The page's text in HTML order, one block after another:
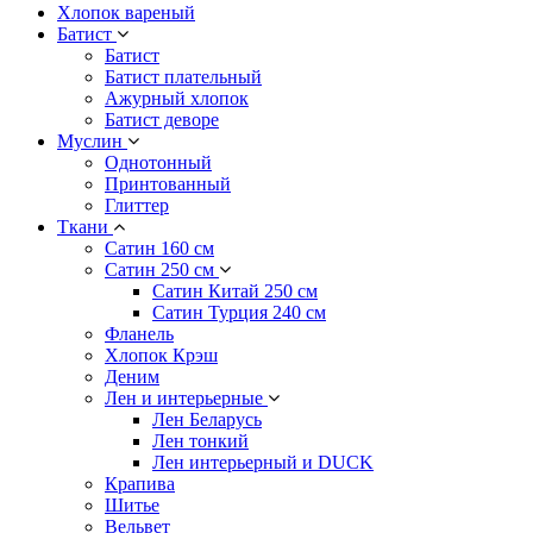
Хлопок вареный
Батист
Батист
Батист плательный
Ажурный хлопок
Батист деворе
Муслин
Однотонный
Принтованный
Глиттер
Ткани
Сатин 160 см
Сатин 250 см
Сатин Китай 250 см
Сатин Турция 240 см
Фланель
Хлопок Крэш
Деним
Лен и интерьерные
Лен Беларусь
Лен тонкий
Лен интерьерный и DUCK
Крапива
Шитье
Вельвет